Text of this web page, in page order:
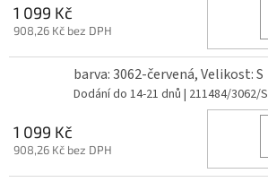
1 099 Kč
908,26 Kč bez DPH
barva: 3062-červená, Velikost: S
Dodání do 14-21 dnů | 211484/3062/S
1 099 Kč
908,26 Kč bez DPH